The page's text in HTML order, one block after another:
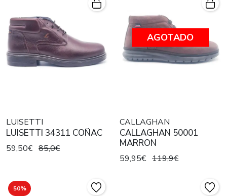
LUISETTI
LUISETTI 34311 COÑAC
59,50€ 85,0€
AGOTADO
CALLAGHAN
CALLAGHAN 50001
MARRON
59,95€ 119,9€
50%